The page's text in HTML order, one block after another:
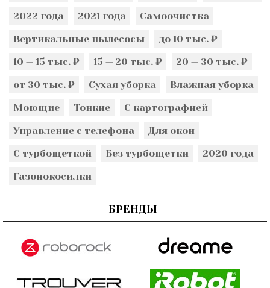
2022 года
2021 года
Самоочистка
Вертикальные пылесосы
до 10 тыс. ₽
10 — 15 тыс. ₽
15 — 20 тыс. ₽
20 — 30 тыс. ₽
от 30 тыс. ₽
Сухая уборка
Влажная уборка
Моющие
Тонкие
С картографией
Управление с телефона
Для окон
С турбощеткой
Без турбощетки
2020 года
Газонокосилки
БРЕНДЫ